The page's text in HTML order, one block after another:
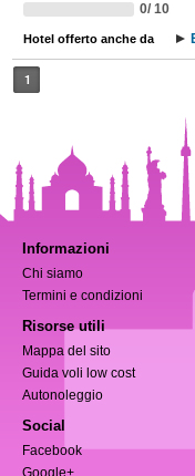
0/ 10
Hotel offerto anche da
1
Informazioni
Chi siamo
Termini e condizioni
Risorse utili
Mappa del sito
Guida voli low cost
Autonoleggio
Social
Facebook
Google+